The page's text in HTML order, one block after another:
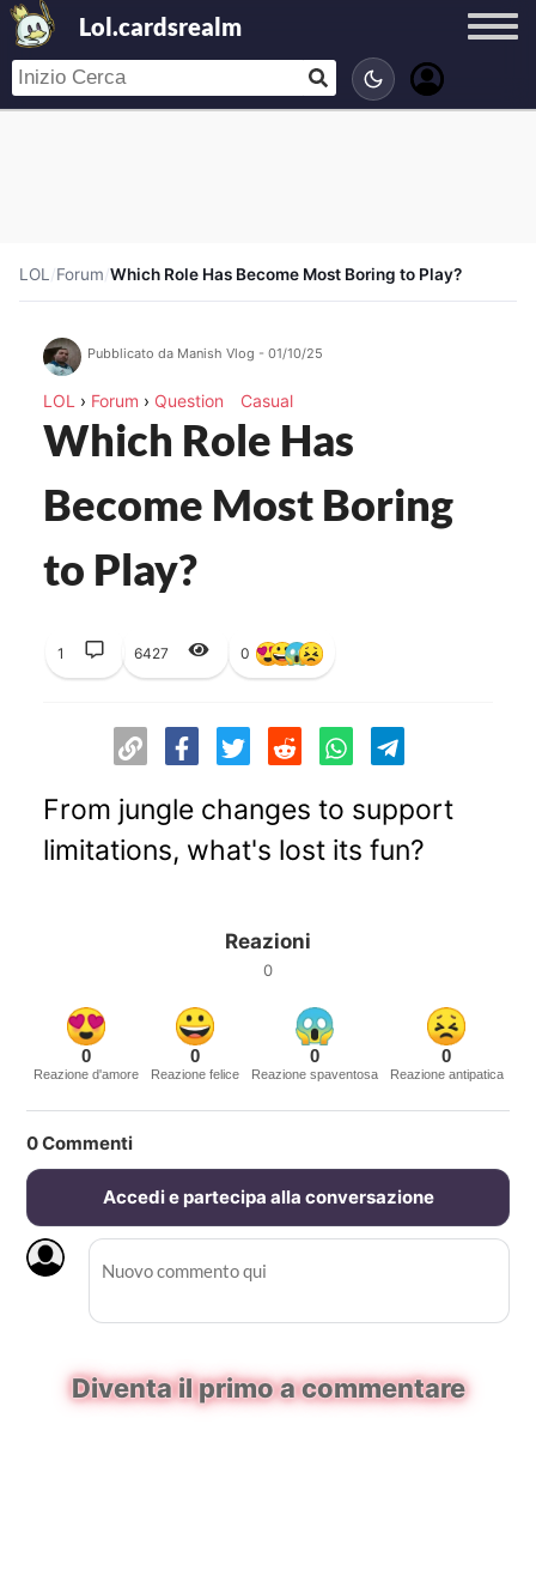
Lol.cardsrealm
LOL /Forum/Which Role Has Become Most Boring to Play?
Pubblicato da Manish Vlog - 01/10/25
LOL › Forum › Question Casual
Which Role Has
Become Most Boring
to Play?
1 6427 0
From jungle changes to support
limitations, what's lost its fun?
Reazioni
0
0
Reazione d'amore
0
Reazione felice
0
Reazione spaventosa
0
Reazione antipatica
0Commenti
Accedi e partecipa alla conversazione
Diventa il primo a commentare